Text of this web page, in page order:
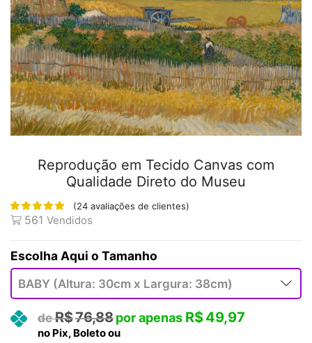
Reprodução em Tecido Canvas com
Qualidade Direto do Museu
(24 avaliações de clientes)
561 Vendidos
Tamanho
R$76,88 R$49,97
no Pix, Boleto ou